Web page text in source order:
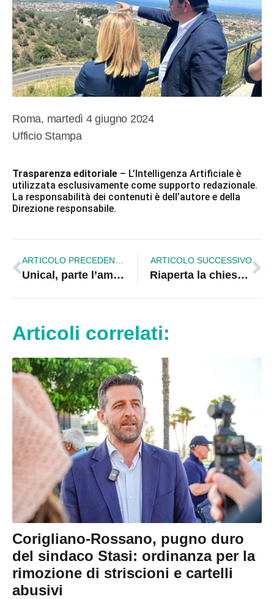
Roma, martedì 4 giugno 2024
Ufficio Stampa
Trasparenza editoriale – L’Intelligenza Artificiale è
utilizzata esclusivamente come supporto redazionale.
La responsabilità dei contenuti è dell’autore e della
Direzione responsabile.
ARTICOLO PRECEDENTE
Unical, parte l’ammissione alle lauree magistrali
ARTICOLO SUCCESSIVO
Riaperta la chiesa della Madonna del Carmine del centro storico di Corigliano
Articoli correlati:
Corigliano-Rossano, pugno duro
del sindaco Stasi: ordinanza per la
rimozione di striscioni e cartelli
abusivi